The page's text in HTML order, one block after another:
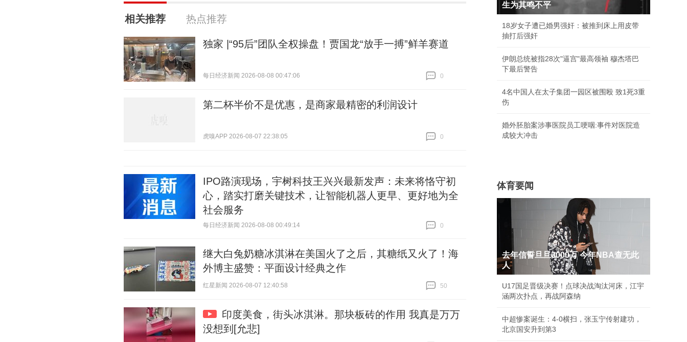
相关推荐 热点推荐
独家 |“95后”团队全权操盘！贾国龙“放手一搏”鲜羊赛道
每日经济新闻 2026-08-08 00:47:06
0
第二杯半价不是优惠，是商家最精密的利润设计
虎嗅APP 2026-08-07 22:38:05
0
IPO路演现场，宇树科技王兴兴最新发声：未来将恪守初
心，踏实打磨关键技术，让智能机器人更早、更好地为全
社会服务
每日经济新闻 2026-08-08 00:49:14
0
继大白兔奶糖冰淇淋在美国火了之后，其糖纸又火了！海
外博主盛赞：平面设计经典之作
红星新闻 2026-08-07 12:40:58
50
印度美食，街头冰淇淋。那块板砖的作用 我真是万万
没想到[允悲]
生为其鸣不平
18岁女子遭已婚男强奸：被推到床上用皮带
抽打后强奸
伊朗总统被指28次"逼宫"最高领袖 穆杰塔巴
下最后警告
4名中国人在太子集团一园区被围殴 致1死3重
伤
婚外胚胎案涉事医院员工哽咽:事件对医院造
成较大冲击
体育要闻
去年信誓旦旦3000万 今年NBA查无此
人
U17国足晋级决赛！点球决战淘汰河床，江宇
涵两次扑点，再战阿森纳
中超惨案诞生：4-0横扫，张玉宁传射建功，
北京国安升到第3